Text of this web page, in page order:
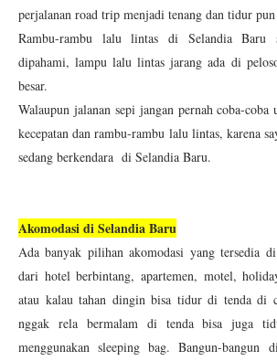
perjalanan road trip menjadi tenang dan tidur
Rambu-rambu lalu lintas di Selandia Baru
dipahami, lampu lalu lintas jarang ada di
besar.
Walaupun jalanan sepi jangan pernah coba-coba
kecepatan dan rambu-rambu lalu lintas, karena
sedang berkendara di Selandia Baru.
Akomodasi di Selandia Baru
Ada banyak pilihan akomodasi yang tersedia
dari hotel berbintang, apartemen, motel,
atau kalau tahan dingin bisa tidur di tenda di
nggak rela bermalam di tenda bisa juga
menggunakan sleeping bag. Bangun-bangun